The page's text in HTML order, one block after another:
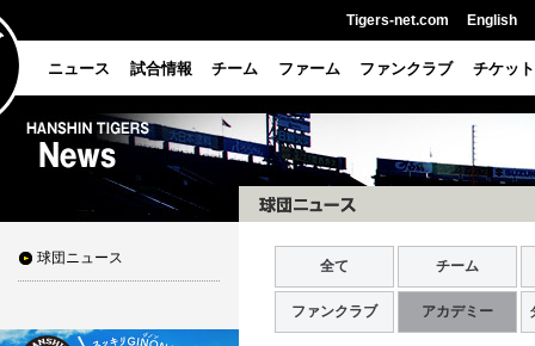
Tigers-net.com English
ニュース 試合情報 チーム ファーム ファンクラブ チケット
球団ニュース 全て チーム
ファンクラブ アカデミー